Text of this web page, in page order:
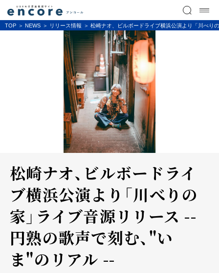
TOP NEWS リリース情報 松崎ナオ、ビルボードライブ横浜公演より「川べり
松崎ナオ、ビルボードライ
ブ横浜公演より「川べりの
家」ライブ音源リリース --
円熟の歌声で刻む、"い
ま"のリアル --